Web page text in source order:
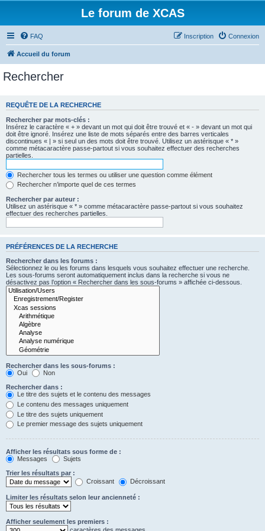
Le forum de XCAS
FAQ Connexion
Inscription
Accueil du forum
Rechercher
REQUÊTE DE LA RECHERCHE
Rechercher par mots-clés :
Insérez le caractère « + » devant un mot qui doit être trouvé et « - » devant un mot qui
doit être ignoré. Insérez une liste de mots séparés entre des barres verticales
discontinues « | » si seul un des mots doit être trouvé. Utilisez un astérisque « * »
comme métacaractère passe-partout si vous souhaitez effectuer des recherches
partielles.
Rechercher tous les termes ou utiliser une question comme élément
Rechercher n’importe quel de ces termes
Rechercher par auteur :
Utilisez un astérisque « * » comme métacaractère passe-partout si vous souhaitez
effectuer des recherches partielles.
PRÉFÉRENCES DE LA RECHERCHE
Rechercher dans les forums :
Sélectionnez le ou les forums dans lesquels vous souhaitez effectuer une recherche.
Les sous-forums seront automatiquement inclus dans la recherche si vous ne
désactivez pas l’option « Rechercher dans les sous-forums » affichée ci-dessous.
Rechercher dans les sous-forums :
Oui
Non
Rechercher dans :
Le titre des sujets et le contenu des messages
Le contenu des messages uniquement
Le titre des sujets uniquement
Le premier message des sujets uniquement
Afficher les résultats sous forme de :
Messages
Sujets
Trier les résultats par :
Croissant
Décroissant
Limiter les résultats selon leur ancienneté :
Afficher seulement les premiers :